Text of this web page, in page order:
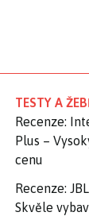
TESTY A
Recenze:
Plus –
cenu
Recenze:
Skvěle